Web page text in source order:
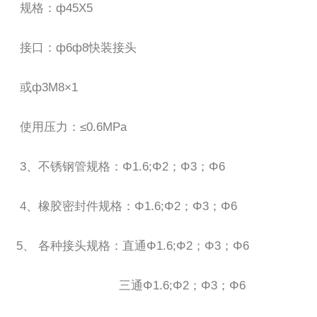
规格：ф45X5
接口：ф6ф8快装接头
或ф3M8×1
使用压力：≤0.6MPa
3、不锈钢管规格：Φ1.6;Φ2；Φ3；Φ6
4、橡胶密封件规格：Φ1.6;Φ2；Φ3；Φ6
5、 各种接头规格：直通Φ1.6;Φ2；Φ3；Φ6
三通Φ1.6;Φ2；Φ3；Φ6